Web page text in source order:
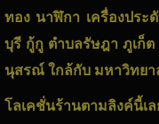
ทอง นาฬิกา เครื่องประ
บุรี กู้กู ตำบลรัษฎา ภูเก็
นุสรณ์ ใกล้กับ มหาวิทยา
โลเคชั่นร้านตามลิงค์นี้เ